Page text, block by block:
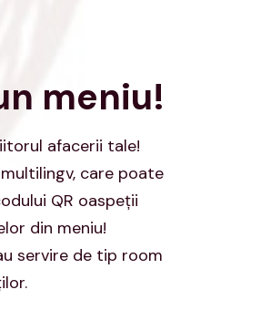
meniu!
afacerii tale!
care poate
QR oaspeții
din meniu!
servire de tip room